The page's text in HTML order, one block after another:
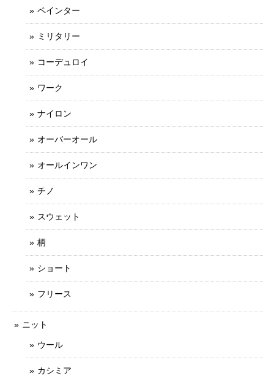
ペインター
ミリタリー
コーデュロイ
ワーク
ナイロン
オーバーオール
オールインワン
チノ
スウェット
柄
ショート
フリース
ニット
ウール
カシミア